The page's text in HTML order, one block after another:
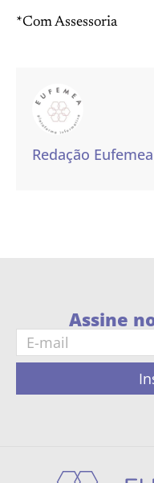
*Com Assessoria
Redação Eufemea
Assine